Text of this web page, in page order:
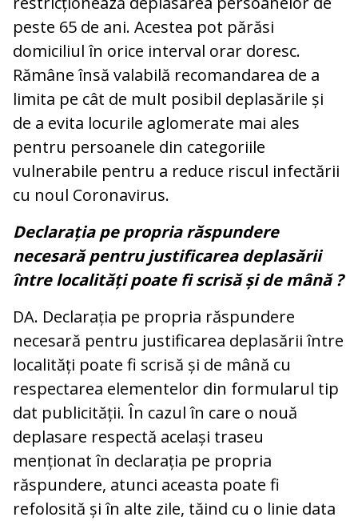
peste 65 de ani. Acestea pot părăsi
domiciliul în orice interval orar doresc.
Rămâne însă valabilă recomandarea de a
limita pe cât de mult posibil deplasările și
de a evita locurile aglomerate mai ales
pentru persoanele din categoriile
vulnerabile pentru a reduce riscul infectării
cu noul Coronavirus.
Declarația pe propria răspundere
necesară pentru justificarea deplasării
între localități poate fi scrisă și de mână ?
DA. Declarația pe propria răspundere
necesară pentru justificarea deplasării între
localități poate fi scrisă și de mână cu
respectarea elementelor din formularul tip
dat publicității. În cazul în care o nouă
deplasare respectă același traseu
menționat în declarația pe propria
răspundere, atunci aceasta poate fi
refolosită și în alte zile, tăind cu o linie data